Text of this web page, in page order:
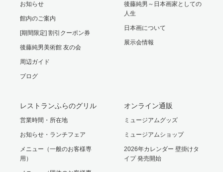
お知らせ
館内のご案内
[期間限定] 割引クーポン券
後藤純男美術館 友の会
周辺ガイド
ブログ
後藤純男～日本画家としての
人生
日本画について
展示会情報
レストランふらのグリル
営業時間・所在地
お知らせ・ランチフェア
メニュー（一般のお客様専
用）
オンライン通販
ミュージアムグッズ
ミュージアムショップ
2026年カレンダー 壁掛けタ
イプ 発売開始